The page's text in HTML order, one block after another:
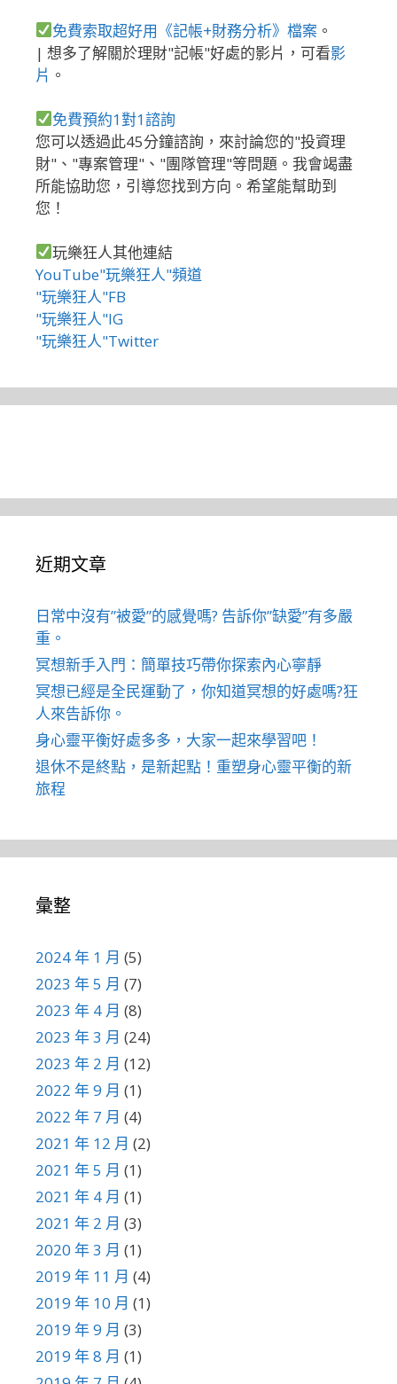
免費索取超好用《記帳+財務分析》檔案 。
| 想多了解關於理財"記帳"好處的影片，可看影
片 。
免費預約1對1諮詢
您可以透過此45分鐘諮詢，來討論您的"投資理
財"、"專案管理"、"團隊管理"等問題。我會竭盡
所能協助您，引導您找到方向。希望能幫助到
您！
玩樂狂人其他連結
YouTube"玩樂狂人"頻道
"玩樂狂人"FB
"玩樂狂人"IG
"玩樂狂人"Twitter
近期文章
日常中沒有”被愛”的感覺嗎? 告訴你”缺愛”有多嚴
重。
冥想新手入門：簡單技巧帶你探索內心寧靜
冥想已經是全民運動了，你知道冥想的好處嗎?狂
人來告訴你。
身心靈平衡好處多多，大家一起來學習吧！
退休不是終點，是新起點！重塑身心靈平衡的新
旅程
彙整
2024 年 1 月 (5)
2023 年 5 月 (7)
2023 年 4 月 (8)
2023 年 3 月 (24)
2023 年 2 月 (12)
2022 年 9 月 (1)
2022 年 7 月 (4)
2021 年 12 月 (2)
2021 年 5 月 (1)
2021 年 4 月 (1)
2021 年 2 月 (3)
2020 年 3 月 (1)
2019 年 11 月 (4)
2019 年 10 月 (1)
2019 年 9 月 (3)
2019 年 8 月 (1)